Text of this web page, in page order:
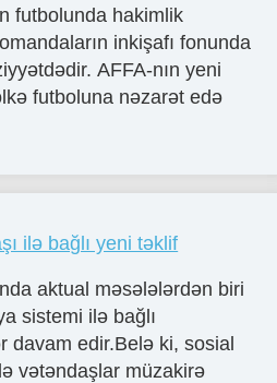
futbolunda hakimlik
inkişafı fonunda
AFFA-nın yeni
futboluna nəzarət edə
ilə bağlı yeni təklif
aktual məsələlərdən biri
sistemi ilə bağlı
davam edir.Belə ki, sosial
vətəndaşlar müzakirə